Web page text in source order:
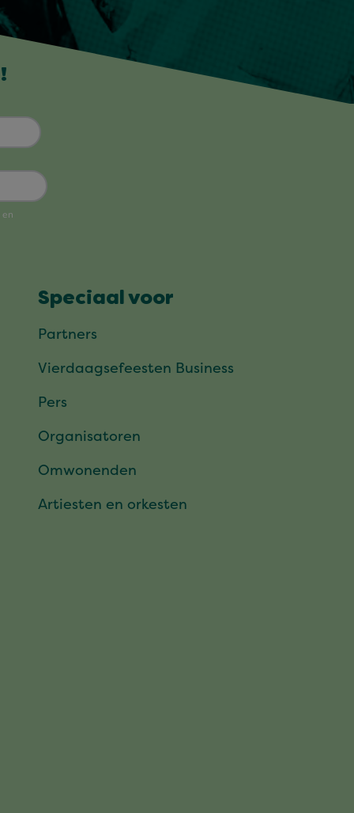
Speciaal voor
Partners
Vierdaagsefeesten Business
Pers
Organisatoren
Omwonenden
Artiesten en orkesten